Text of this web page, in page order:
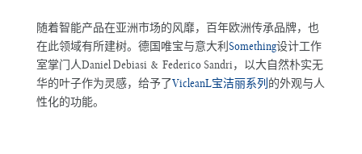
随着智能产品在亚洲市场的风靡，百年欧洲传承品牌，也
在此领域有所建树。德国唯宝与意大利Something设计工作
室掌门人Daniel Debiasi & Federico Sandri，以大自然朴实无
华的叶子作为灵感，给予了VicleanL宝洁丽系列的外观与人
性化的功能。